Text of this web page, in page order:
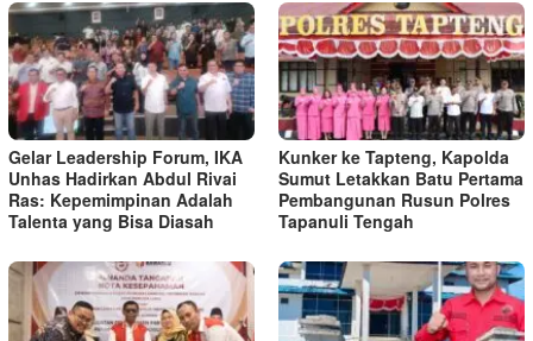
Gelar Leadership Forum, IKA
Unhas Hadirkan Abdul Rivai
Ras: Kepemimpinan Adalah
Talenta yang Bisa Diasah
Kunker ke Tapteng, Kapolda
Sumut Letakkan Batu Pertama
Pembangunan Rusun Polres
Tapanuli Tengah